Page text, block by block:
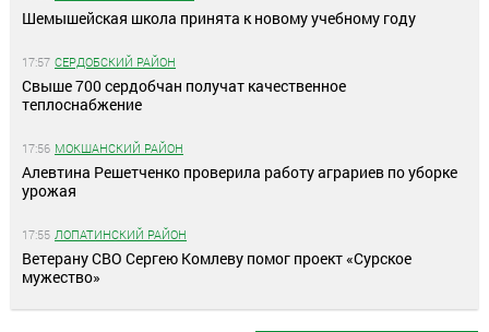
Шемышейская школа принята к новому учебному году
17:57 СЕРДОБСКИЙ РАЙОН
Свыше 700 сердобчан получат качественное
теплоснабжение
17:56 МОКШАНСКИЙ РАЙОН
Алевтина Решетченко проверила работу аграриев по уборке
урожая
17:55 ЛОПАТИНСКИЙ РАЙОН
Ветерану СВО Сергею Комлеву помог проект «Сурское
мужество»